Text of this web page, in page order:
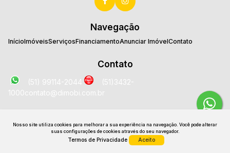
Nosso site utiliza cookies para melhorar a sua experiência na navegação. Você pode alterar
suas configurações de cookies através do seu navegador.
Termos de Privacidade Aceito
Navegação
InícioImóveisServiçosFinanciamentoAnunciar ImóvelContato
Contato
(51) 99114-2044
(51)3432-
1000contato@dimobi.com.br
Avenida José Loureiro da Silva, 2025, Sala 1707, Centro
Brasil